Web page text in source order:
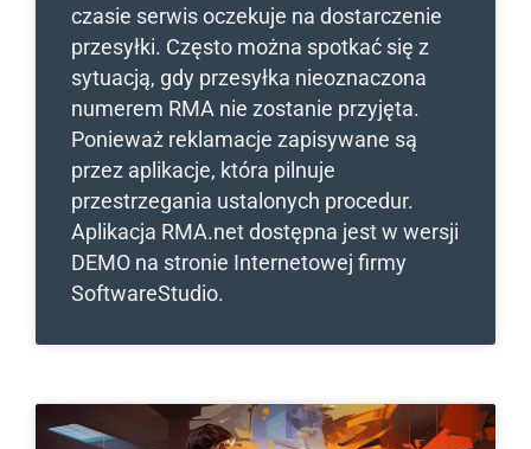
czasie serwis oczekuje na dostarczenie
przesyłki. Często można spotkać się z
sytuacją, gdy przesyłka nieoznaczona
numerem RMA nie zostanie przyjęta.
Ponieważ reklamacje zapisywane są
przez aplikacje, która pilnuje
przestrzegania ustalonych procedur.
Aplikacja RMA.net dostępna jest w wersji
DEMO na stronie Internetowej firmy
SoftwareStudio.